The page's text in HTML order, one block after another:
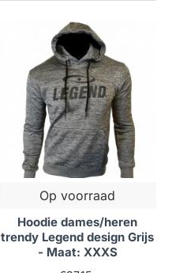
Op voorraad
Hoodie dames/heren
trendy Legend design Grijs
- Maat: XXXS